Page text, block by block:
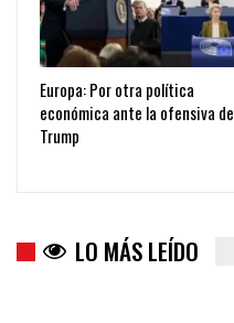
Europa: Por otra política
económica ante la ofensiva de
Trump
LO MÁS LEÍDO